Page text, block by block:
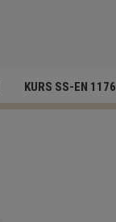
KURS SS-EN 1176